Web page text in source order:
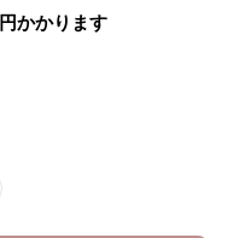
円かかります